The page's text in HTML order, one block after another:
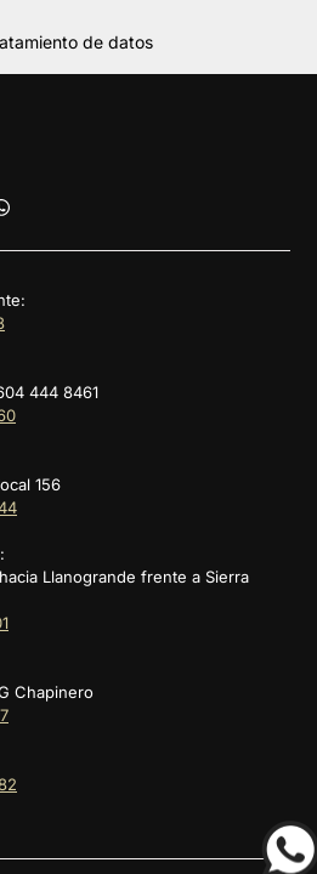
de datos
444 8461
156
Llanogrande frente a Sierra
Chapinero